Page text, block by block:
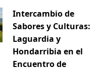
Intercambio de
Sabores y Culturas:
Laguardia y
Hondarribia en el
Encuentro de